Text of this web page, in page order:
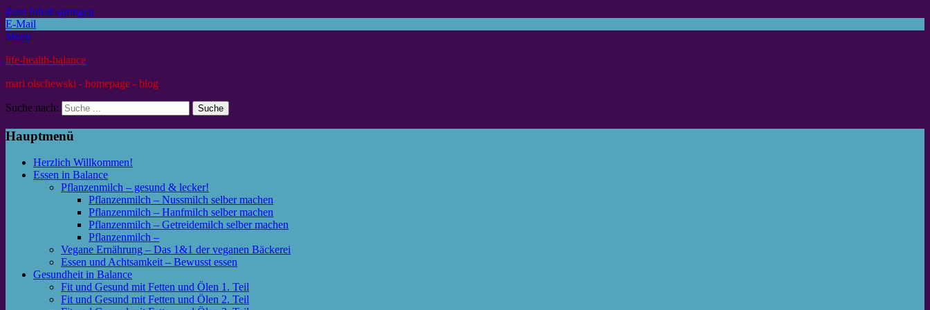
Zum Inhalt springen
E-Mail
Menu
life-health-balance
mari olschewski - homepage - blog
Suche nach:
Hauptmenü
Herzlich Willkommen!
Essen in Balance
Pflanzenmilch – gesund & lecker!
Pflanzenmilch – Nussmilch selber machen
Pflanzenmilch – Hanfmilch selber machen
Pflanzenmilch – Getreidemilch selber machen
Pflanzenmilch –
Vegane Ernährung – Das 1&1 der veganen Bäckerei
Essen und Achtsamkeit – Bewusst essen
Gesundheit in Balance
Fit und Gesund mit Fetten und Ölen 1. Teil
Fit und Gesund mit Fetten und Ölen 2. Teil